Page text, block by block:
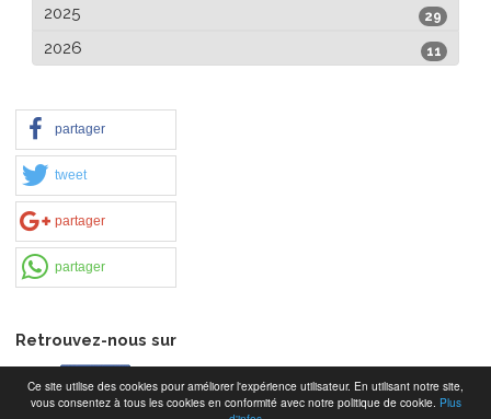
Ce site utilise des cookies pour améliorer l'expérience utilisateur. En utilisant notre site,
vous consentez à tous les cookies en conformité avec notre politique de cookie. Plus
29
2025
11
2026
partager
tweet
partager
partager
Retrouvez-nous sur